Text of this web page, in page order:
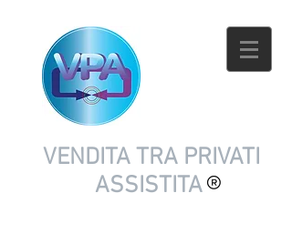
VENDITA TRA PRIVATI
ASSISTITA